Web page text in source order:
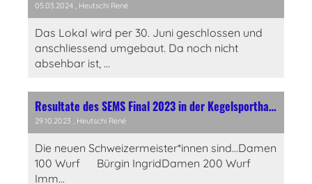
05.03.2024 , Heutschi René
Das Lokal wird per 30. Juni geschlossen und
anschliessend umgebaut. Da noch nicht
absehbar ist, ...
Resultate des SEMS Final 2023 in der Kegelsporthalle Allmend Luzern
29.10.2023 , Heutschi René
Die neuen Schweizermeister*innen sind...Damen
100 Wurf Bürgin IngridDamen 200 Wurf
Imm...